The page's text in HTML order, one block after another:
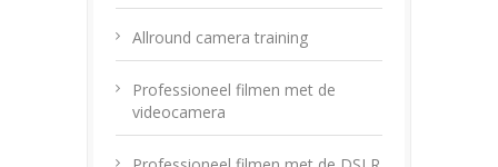
Allround camera training
Professioneel filmen met de
videocamera